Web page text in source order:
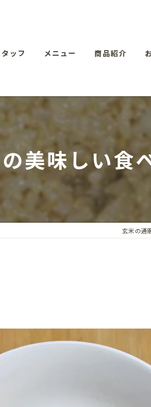
ッフ メニュー 商品紹介
の美味しい食
玄米の通